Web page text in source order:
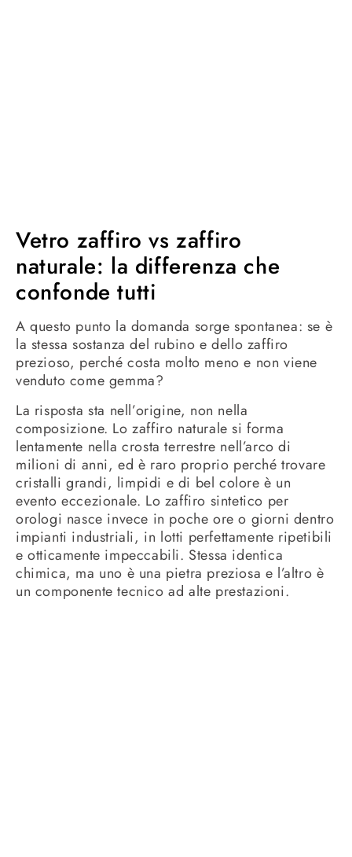
Vetro zaffiro vs zaffiro
naturale: la differenza che
confonde tutti
A questo punto la domanda sorge spontanea: se è
la stessa sostanza del rubino e dello zaffiro
prezioso, perché costa molto meno e non viene
venduto come gemma?
La risposta sta nell’origine, non nella
composizione. Lo zaffiro naturale si forma
lentamente nella crosta terrestre nell’arco di
milioni di anni, ed è raro proprio perché trovare
cristalli grandi, limpidi e di bel colore è un
evento eccezionale. Lo zaffiro sintetico per
orologi nasce invece in poche ore o giorni dentro
impianti industriali, in lotti perfettamente ripetibili
e otticamente impeccabili. Stessa identica
chimica, ma uno è una pietra preziosa e l’altro è
un componente tecnico ad alte prestazioni.